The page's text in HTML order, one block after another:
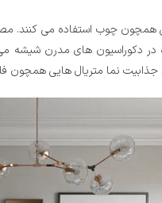
همچون چوب استفاده می کنند.
در دکوراسیون های مدرن
نما متریال هایی همچون